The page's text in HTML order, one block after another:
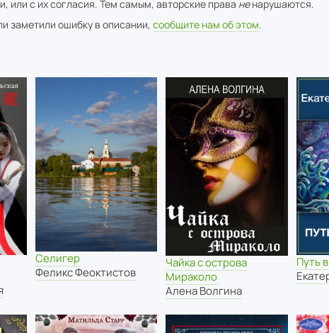
или с их согласия. Тем самым, авторские права ненарушаются.
заметили ошибку в описании, сообщите нам об этом.
Селигер
Феликс Феоктистов
Чайка с острова
Мираколо
Алена Волгина
Путь